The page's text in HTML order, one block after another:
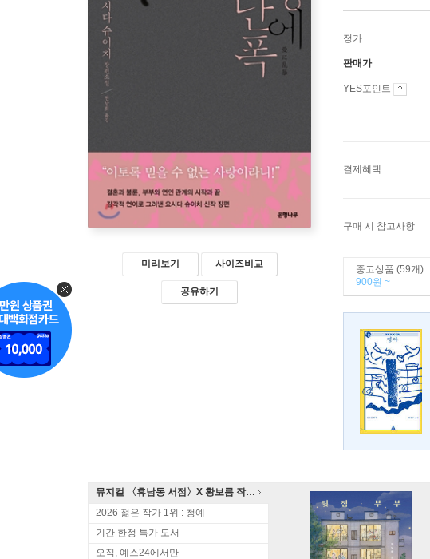
미리보기 사이즈비교
공유하기
정가
판매가
YES포인트
결제혜택
구매 시 참고사항
중고상품 (59개)
900원 ~
뮤지컬 〈휴남동 서점〉X 황보름 작가 북토크
2026 젊은 작가 1위 : 청예
기간 한정 특가 도서
오직, 예스24에서만